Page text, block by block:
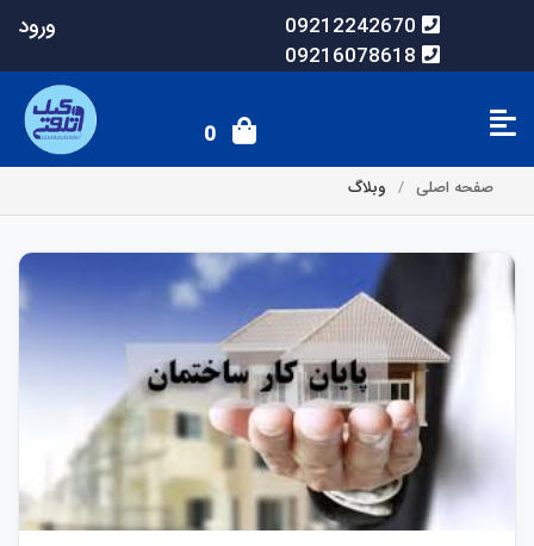
09212242670
09216078618
ورود
0
صفحه اصلی وبلاگ